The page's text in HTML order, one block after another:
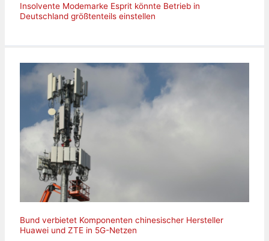
Insolvente Modemarke Esprit könnte Betrieb in
Deutschland größtenteils einstellen
Bund verbietet Komponenten chinesischer Hersteller
Huawei und ZTE in 5G-Netzen